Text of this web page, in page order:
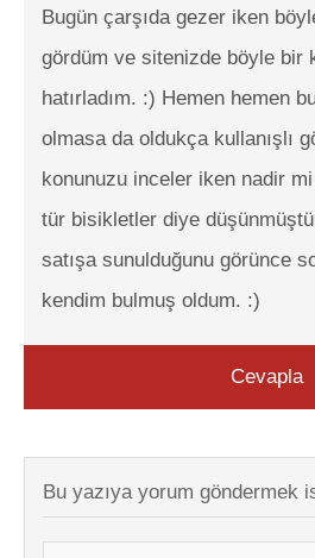
Bugün çarşıda gezer iken
gördüm ve sitenizde böyle bir
hatırladım. :) Hemen hemen
olmasa da oldukça kullanışlı
konunuzu inceler iken nadir mi
tür bisikletler diye
satışa sunulduğunu görünce
kendim bulmuş oldum. :)
Cevapla
Bu yazıya yorum göndermek